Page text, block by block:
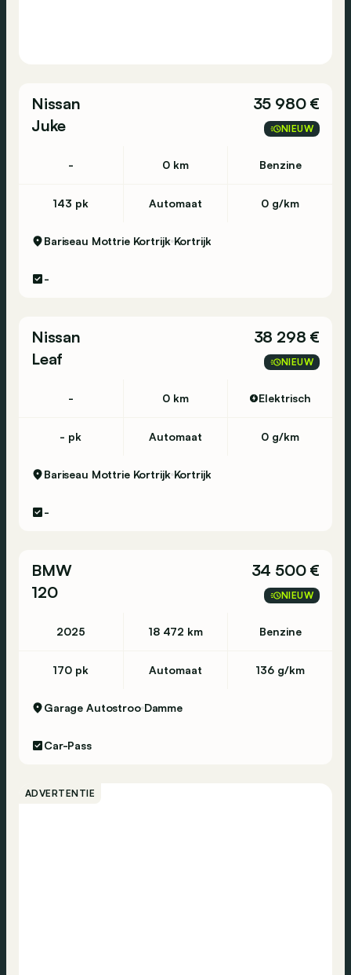
Nissan
Juke
35 980 €
NIEUW
- 0 km Benzine
143 pk Automaat 0 g/km
Bariseau Mottrie Kortrijk Kortrijk
-
Nissan
Leaf
38 298 €
NIEUW
- 0 km Elektrisch
- pk Automaat 0 g/km
Bariseau Mottrie Kortrijk Kortrijk
-
BMW
120
34 500 €
NIEUW
2025 18 472 km Benzine
170 pk Automaat 136 g/km
Garage Autostroo Damme
Car-Pass
ADVERTENTIE